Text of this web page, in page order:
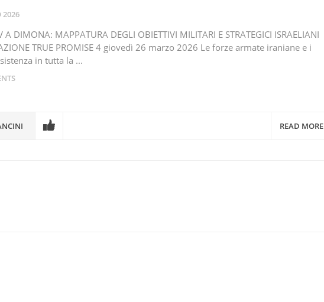
2026
A DIMONA: MAPPATURA DEGLI OBIETTIVI MILITARI E STRATEGICI ISRAELIANI
TRUE PROMISE 4 giovedì 26 marzo 2026 Le forze armate iraniane e i
in tutta la ...
READ MORE